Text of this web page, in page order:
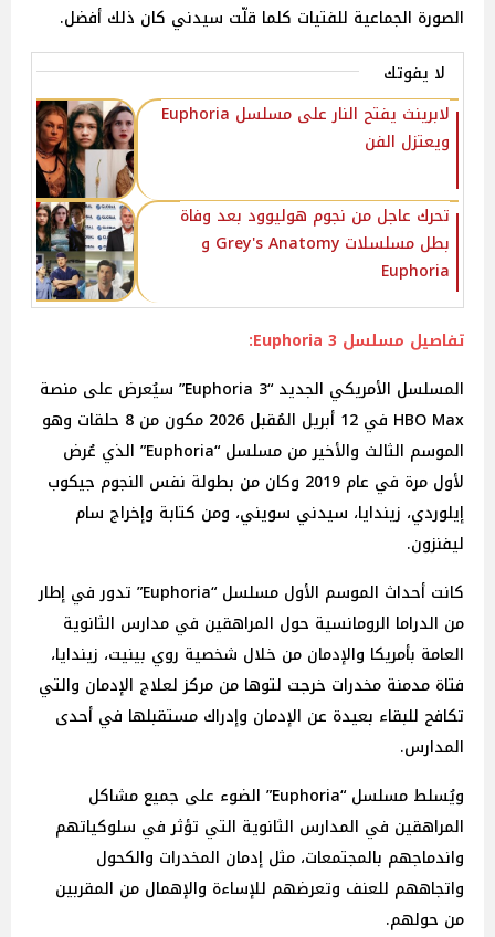
الصورة الجماعية للفتيات كلما قلّت سيدني كان ذلك أفضل.
لا يفوتك
لابرينث يفتح النار على مسلسل Euphoria
ويعتزل الفن
تحرك عاجل من نجوم هوليوود بعد وفاة
بطل مسلسلات Grey's Anatomy و
Euphoria
تفاصيل مسلسل 3 Euphoria:
المسلسل الأمريكي الجديد “3 Euphoria” سيُعرض على منصة
HBO Max في 12 أبريل المُقبل 2026 مكون من 8 حلقات وهو
الموسم الثالث والأخير من مسلسل “Euphoria” الذي عُرض
لأول مرة في عام 2019 وكان من بطولة نفس النجوم جيكوب
إيلوردي، زيندايا، سيدني سويني، ومن كتابة وإخراج سام
ليفنزون.
كانت أحداث الموسم الأول مسلسل “Euphoria” تدور في إطار
من الدراما الرومانسية حول المراهقين في مدارس الثانوية
العامة بأمريكا والإدمان من خلال شخصية روي بينيت، زيندايا،
فتاة مدمنة مخدرات خرجت لتوها من مركز لعلاج الإدمان والتي
تكافح للبقاء بعيدة عن الإدمان وإدراك مستقبلها في أحدى
المدارس.
ويُسلط مسلسل “Euphoria” الضوء على جميع مشاكل
المراهقين في المدارس الثانوية التي تؤثر في سلوكياتهم
واندماجهم بالمجتمعات، مثل إدمان المخدرات والكحول
واتجاههم للعنف وتعرضهم للإساءة والإهمال من المقربين
من حولهم.